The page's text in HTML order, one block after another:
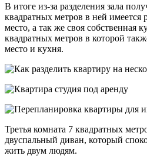
В итоге из-за разделения зала
квадратных метров в ней имеется
место, а так же своя собственная
квадратных метров в которой
место и кухня.
Третья комната 7 квадратных
двуспальный диван, который
жить двум людям.